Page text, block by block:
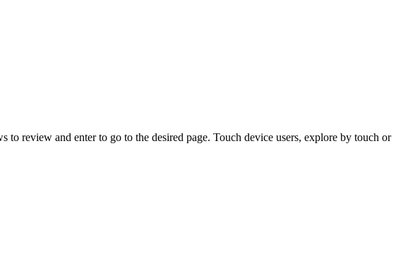
to review and enter to go to the desired page. Touch device users, explore by touch or